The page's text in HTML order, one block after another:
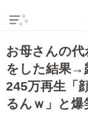
お母さんの代
をした結果→
245万再生「
るんｗ」と爆